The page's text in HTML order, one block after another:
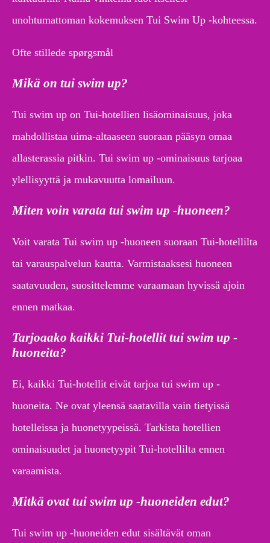
unohtumattoman kokemuksen Tui Swim Up -kohteessa.
Ofte stillede spørgsmål
Mikä on tui swim up?
Tui swim up on Tui-hotellien lisäominaisuus, joka
mahdollistaa uima-altaaseen suoraan pääsyn omaa
allasterassia pitkin. Tui swim up -ominaisuus tarjoaa
ylellisyyttä ja mukavuutta lomailuun.
Miten voin varata tui swim up -huoneen?
Voit varata Tui swim up -huoneen suoraan Tui-hotellilta
tai varauspalvelun kautta. Varmistaaksesi huoneen
saatavuuden, suosittelemme varaamaan hyvissä ajoin
ennen matkaa.
Tarjoaako kaikki Tui-hotellit tui swim up -
huoneita?
Ei, kaikki Tui-hotellit eivät tarjoa tui swim up -
huoneita. Ne ovat yleensä saatavilla vain tietyissä
hotelleissa ja huonetyypeissä. Tarkista hotellien
ominaisuudet ja huonetyypit Tui-hotellilta ennen
varaamista.
Mitkä ovat tui swim up -huoneiden edut?
Tui swim up -huoneiden edut sisältävät oman